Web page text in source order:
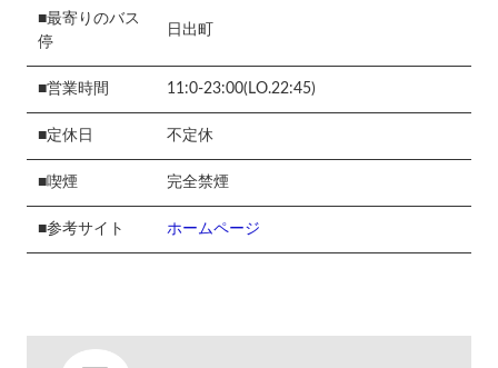
■最寄りのバス
停
日出町
■営業時間 11:0-23:00(LO.22:45)
■定休日 不定休
■喫煙 完全禁煙
■参考サイト ホームページ